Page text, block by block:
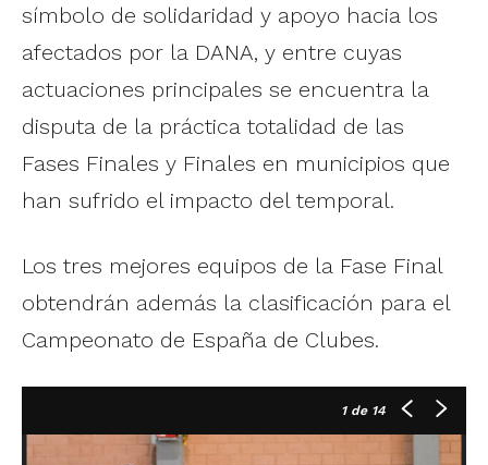
símbolo de solidaridad y apoyo hacia los
afectados por la DANA, y entre cuyas
actuaciones principales se encuentra la
disputa de la práctica totalidad de las
Fases Finales y Finales en municipios que
han sufrido el impacto del temporal.
Los tres mejores equipos de la Fase Final
obtendrán además la clasificación para el
Campeonato de España de Clubes.
1de 14